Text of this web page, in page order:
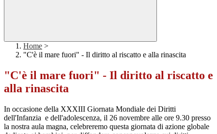
Home >
"C'è il mare fuori" - Il diritto al riscatto e alla rinascita
"C'è il mare fuori" - Il diritto al riscatto e
alla rinascita
In occasione della XXXIII Giornata Mondiale dei Diritti
dell'Infanzia e dell'adolescenza, il 26 novembre alle ore 9.30 presso
la nostra aula magna, celebreremo questa giornata di azione globale